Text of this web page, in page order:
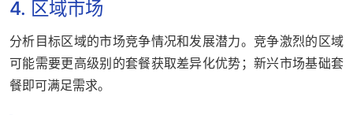
4. 区域市场
分析目标区域的市场竞争情况和发展潜力。竞争激烈的区域
可能需要更高级别的套餐获取差异化优势；新兴市场基础套
餐即可满足需求。